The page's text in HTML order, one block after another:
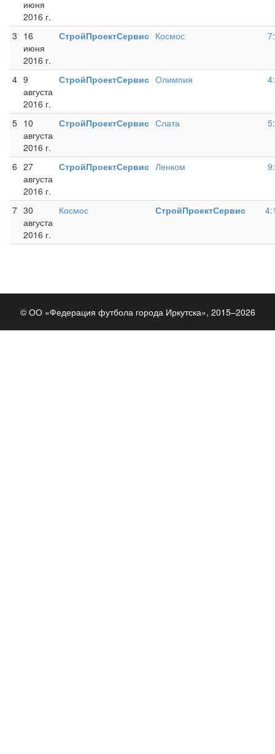
июня
2016 г.
3 16
июня
2016 г.
СтройПроектСервис Космос
4 9
августа
2016 г.
СтройПроектСервис Олимпия
5 10
августа
2016 г.
СтройПроектСервис Слата
6 27
августа
2016 г.
СтройПроектСервис Ленком
7 30
августа
2016 г.
Космос СтройПроектСервис
© ОО «Федерация футбола города Иркутска», 2015–2026